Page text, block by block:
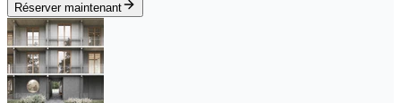
Réserver maintenant